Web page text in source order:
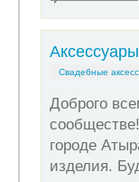
Свадебные
Доброго
городе
изделия.